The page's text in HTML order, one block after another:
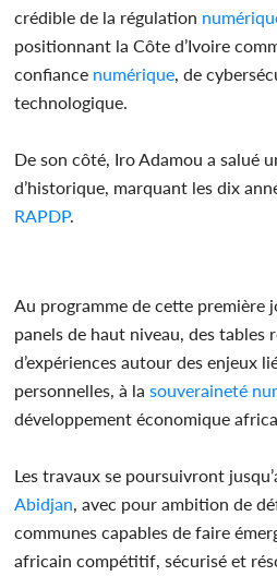
crédible de la régulation
positionnant la Côte d’Ivoire
confiance numérique , de
technologique.
De son côté, Iro Adamou a salué
d’historique, marquant les dix
RAPDP.
Au programme de cette première
panels de haut niveau, des tables
d’expériences autour des enjeux
personnelles, à la souveraineté
développement économique
Les travaux se poursuivront
Abidjan , avec pour ambition de
communes capables de faire
africain compétitif, sécurisé et